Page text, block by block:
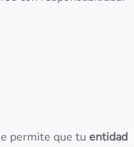
permite que tu entidad